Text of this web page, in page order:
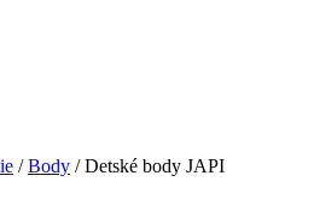
/Body / Detské body JAPI